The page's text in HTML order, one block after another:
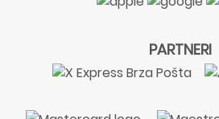
PARTNERI